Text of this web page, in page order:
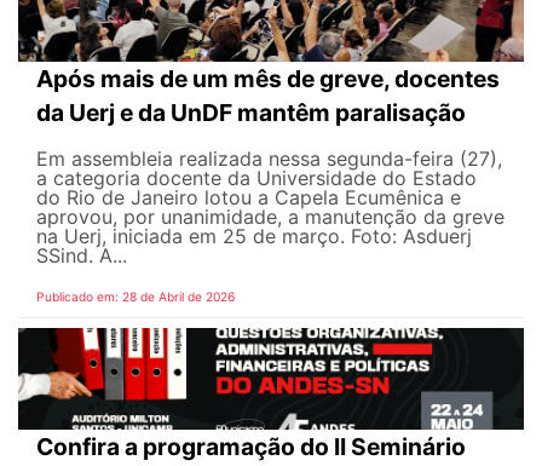
Após mais de um mês de greve, docentes
da Uerj e da UnDF mantêm paralisação
Em assembleia realizada nessa segunda-feira (27),
a categoria docente da Universidade do Estado
do Rio de Janeiro lotou a Capela Ecumênica e
aprovou, por unanimidade, a manutenção da greve
na Uerj, iniciada em 25 de março. Foto: Asduerj
SSind. A...
Publicado em: 28 de Abril de 2026
Confira a programação do II Seminário